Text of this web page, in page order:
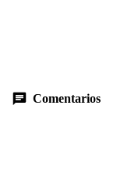
Comentarios